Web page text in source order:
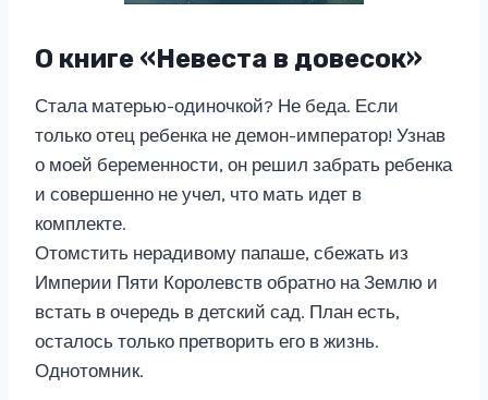
О книге «Невеста в довесок»
Стала матерью-одиночкой? Не беда. Если
только отец ребенка не демон-император! Узнав
о моей беременности, он решил забрать ребенка
и совершенно не учел, что мать идет в
комплекте.
Отомстить нерадивому папаше, сбежать из
Империи Пяти Королевств обратно на Землю и
встать в очередь в детский сад. План есть,
осталось только претворить его в жизнь.
Однотомник.